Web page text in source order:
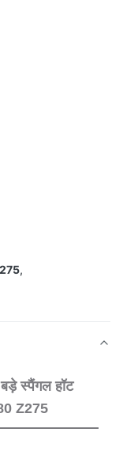
,
स्पैंगल हॉट
Z275